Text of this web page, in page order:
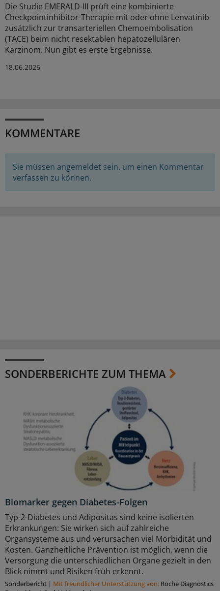
Die Studie EMERALD-III prüft eine kombinierte
Checkpointinhibitor-Therapie mit oder ohne Lenvatinib
zusätzlich zur transarteriellen Chemoembolisation
(TACE) beim nicht resektablen hepatozellulären
Karzinom. Nun gibt es erste Ergebnisse.
18.06.2026
KOMMENTARE
Sie müssen angemeldet sein, um einen Kommentar
verfassen zu können.
SONDERBERICHTE ZUM THEMA
Biomarker gegen Diabetes-Folgen
Typ-2-Diabetes und Adipositas sind keine isolierten
Erkrankungen: Sie wirken sich auf zahlreiche
Organsysteme aus und verursachen viel Morbidität und
Kosten. Ganzheitliche Prävention ist möglich, wenn die
Versorgung die unterschiedlichen Organe gezielt in den
Blick nimmt und Risiken früh erkennt.
Sonderbericht | Mit freundlicher Unterstützung von: Roche Diagnostics